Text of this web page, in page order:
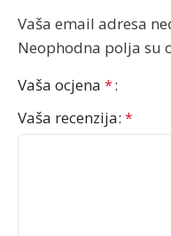
Vaša email adresa
Neophodna polja su
Vaša ocjena *
Vaša recenzija: *